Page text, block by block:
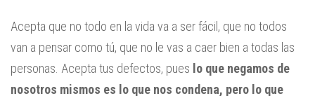
Acepta que no todo en la vida va a ser fácil, que no todos
van a pensar como tú, que no le vas a caer bien a todas las
personas. Acepta tus defectos, pues lo que negamos de
nosotros mismos es lo que nos condena, pero lo que